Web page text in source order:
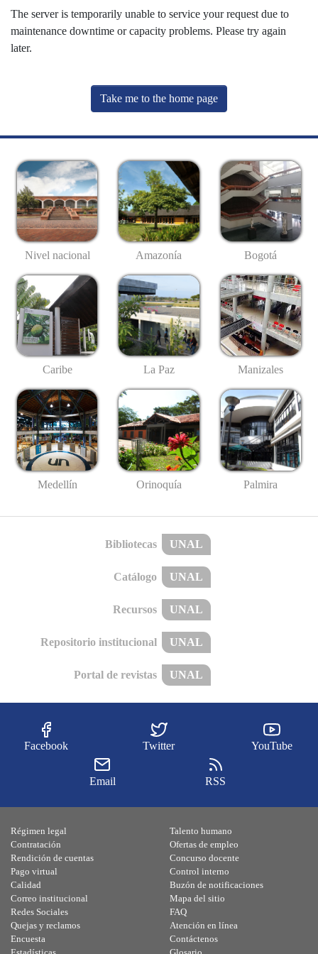
The server is temporarily unable to service your request due to
maintenance downtime or capacity problems. Please try again
later.
Take me to the home page
Nivel nacional Amazonía Bogotá
Caribe La Paz Manizales
Medellín Orinoquía Palmira
Bibliotecas UNAL
Catálogo UNAL
Recursos UNAL
Repositorio institucional UNAL
Portal de revistas UNAL
Facebook Twitter YouTube
Email RSS
Régimen legal
Contratación
Rendición de cuentas
Pago virtual
Calidad
Talento humano
Ofertas de empleo
Concurso docente
Control interno
Buzón de notificaciones
Correo institucional
Redes Sociales
Quejas y reclamos
Encuesta
Mapa del sitio
FAQ
Atención en línea
Contáctenos